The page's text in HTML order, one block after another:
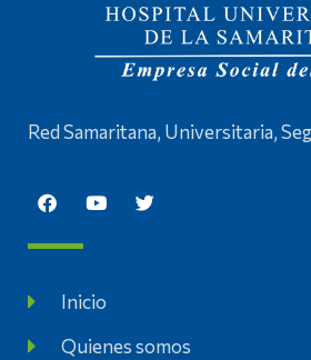
Red Samaritana, Universitaria,
Inicio
Quienes somos